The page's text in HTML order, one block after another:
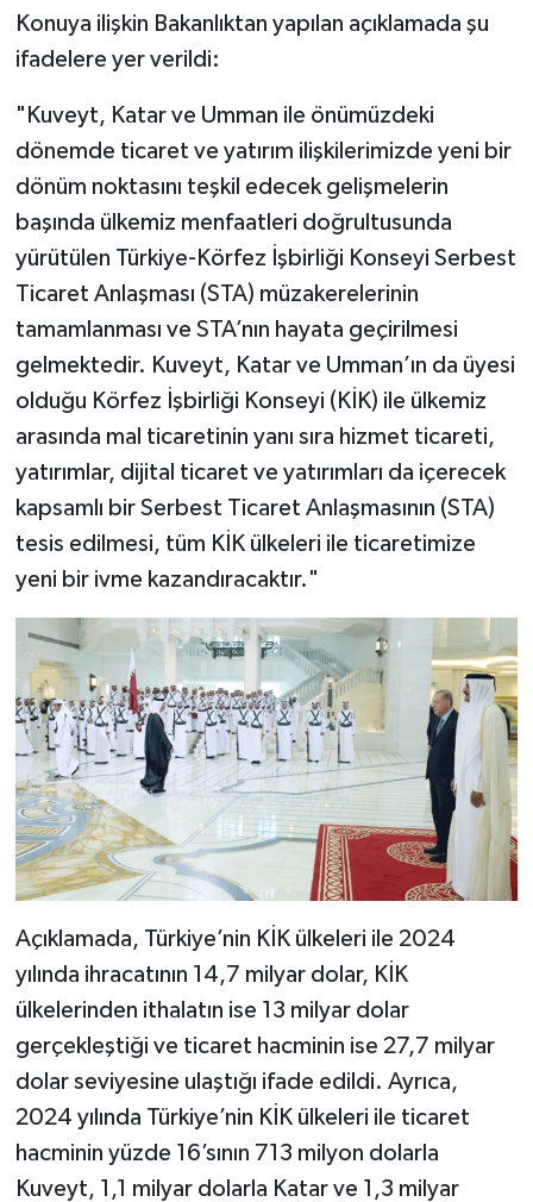
Konuya ilişkin Bakanlıktan yapılan açıklamada şu
ifadelere yer verildi:
"Kuveyt, Katar ve Umman ile önümüzdeki
dönemde ticaret ve yatırım ilişkilerimizde yeni bir
dönüm noktasını teşkil edecek gelişmelerin
başında ülkemiz menfaatleri doğrultusunda
yürütülen Türkiye-Körfez İşbirliği Konseyi Serbest
Ticaret Anlaşması (STA) müzakerelerinin
tamamlanması ve STA’nın hayata geçirilmesi
gelmektedir. Kuveyt, Katar ve Umman’ın da üyesi
olduğu Körfez İşbirliği Konseyi (KİK) ile ülkemiz
arasında mal ticaretinin yanı sıra hizmet ticareti,
yatırımlar, dijital ticaret ve yatırımları da içerecek
kapsamlı bir Serbest Ticaret Anlaşmasının (STA)
tesis edilmesi, tüm KİK ülkeleri ile ticaretimize
yeni bir ivme kazandıracaktır."
Açıklamada, Türkiye’nin KİK ülkeleri ile 2024
yılında ihracatının 14,7 milyar dolar, KİK
ülkelerinden ithalatın ise 13 milyar dolar
gerçekleştiği ve ticaret hacminin ise 27,7 milyar
dolar seviyesine ulaştığı ifade edildi. Ayrıca,
2024 yılında Türkiye’nin KİK ülkeleri ile ticaret
hacminin yüzde 16’sının 713 milyon dolarla
Kuveyt, 1,1 milyar dolarla Katar ve 1,3 milyar